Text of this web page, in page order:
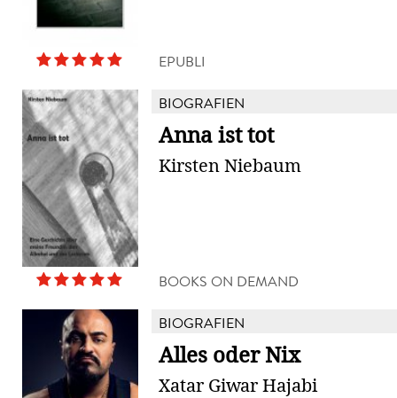
EPUBLI
BIOGRAFIEN
Anna ist tot
Kirsten Niebaum
BOOKS ON DEMAND
BIOGRAFIEN
Alles oder Nix
Xatar Giwar Hajabi